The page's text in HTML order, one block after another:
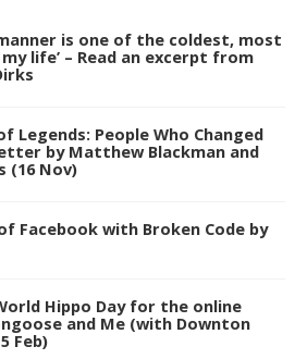
is one of the coldest, most
life’ – Read an excerpt from
Legends: People Who Changed
by Matthew Blackman and
(16 Nov)
Facebook with Broken Code by
Hippo Day for the online
and Me (with Downton
Feb)